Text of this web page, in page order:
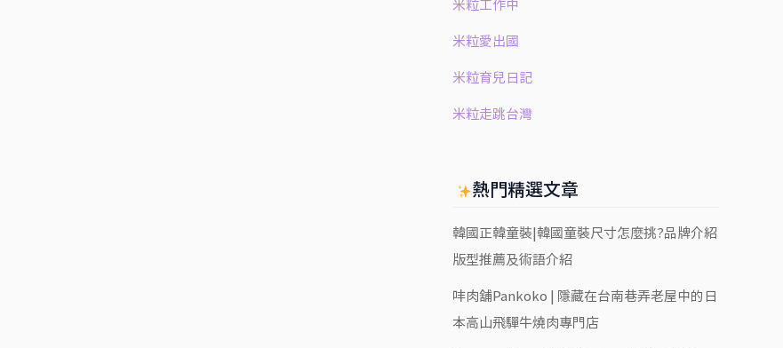
米粒工作中
米粒愛出國
米粒育兒日記
米粒走跳台灣
熱門精選文章
韓國正韓童裝|韓國童裝尺寸怎麼挑?品牌介紹
版型推薦及術語介紹
㕩肉舖Pankoko | 隱藏在台南巷弄老屋中的日
本高山飛驒牛燒肉專門店